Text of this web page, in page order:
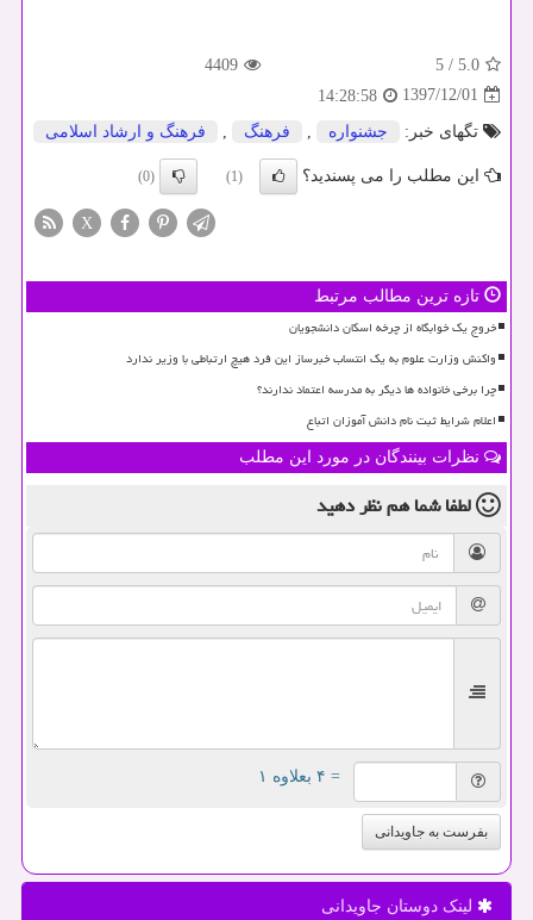
5.0
/
5
4409
1397/12/01
14:28:58
تگهای خبر:
جشنواره , فرهنگ , فرهنگ و ارشاد اسلامی
این مطلب را می پسندید؟ (1)
(0)
X
تازه ترین مطالب مرتبط
خروج یک خوابگاه از چرخه اسکان دانشجویان
واکنش وزارت علوم به یک انتساب خبرساز این فرد هیچ ارتباطی با وزیر ندارد
چرا برخی خانواده ها دیگر به مدرسه اعتماد ندارند؟
اعلام شرایط ثبت نام دانش آموزان اتباع
نظرات بینندگان در مورد این مطلب
لطفا شما همنظر دهید
= ۴ بعلاوه ۱
بفرست به جاویدانی
لینک دوستان جاویدانی